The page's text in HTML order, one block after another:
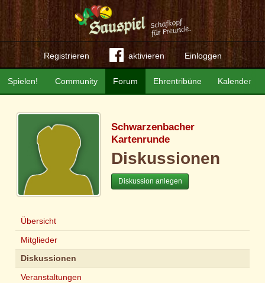
Registrieren aktivieren Einloggen
Community Forum Ehrentribüne Kalender
Spielen!
Schwarzenbacher
Kartenrunde
Diskussionen
Diskussion anlegen
Übersicht
Mitglieder
Diskussionen
Veranstaltungen